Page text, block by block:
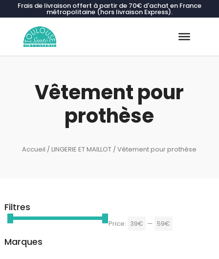
Frais de livraison offert à partir de 70€ d'achat en France
métropolitaine (hors livraison Express).
Vêtement pour
prothèse
Accueil /LINGERIE ET MAILLOT / Vêtement pour prothèse
Filtres
Price: 39€ — 59€
Marques